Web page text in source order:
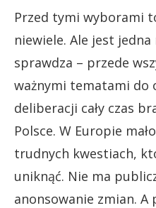
Przed tymi wyborami
niewiele. Ale jest
sprawdza – przede
ważnymi tematami do
deliberacji cały czas
Polsce. W Europie
trudnych kwestiach,
uniknąć. Nie ma
anonsowanie zmian. A